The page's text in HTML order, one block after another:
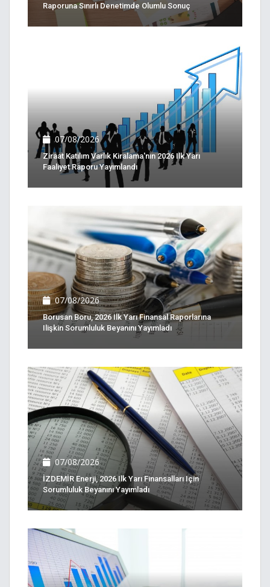
Raporuna Sınırlı Denetimde Olumlu Sonuç
07/08/2026
Ziraat Katılım Varlık Kiralama'nın 2026 Ilk Yarı
Faaliyet Raporu Yayımlandı
07/08/2026
Borusan Boru, 2026 Ilk Yarı Finansal Raporlarına
Ilişkin Sorumluluk Beyanını Yayımladı
07/08/2026
İZDEMİR Enerji, 2026 Ilk Yarı Finansalları Için
Sorumluluk Beyanını Yayımladı